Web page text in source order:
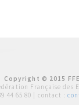
Copyright © 2015
Française des
44 65 80 | contact :